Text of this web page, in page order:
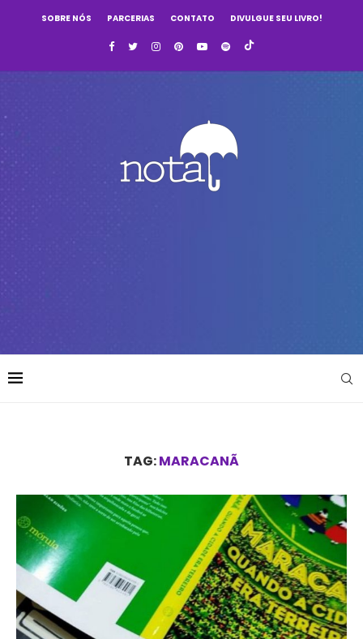
SOBRE NÓS PARCERIAS CONTATO DIVULGUE SEU LIVRO!
TAG:MARACANÃ